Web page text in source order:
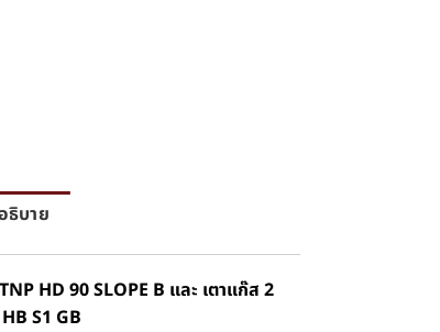
ธิบาย
HD 90 SLOPE B และ เตาแก๊ส 2
S1 GB